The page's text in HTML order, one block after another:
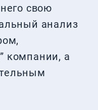
свою
анализ
компании, а